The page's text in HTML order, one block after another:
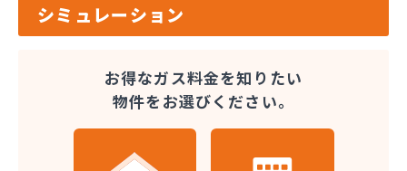
シミュレーション
お得なガス料金を知りたい
物件をお選びください。